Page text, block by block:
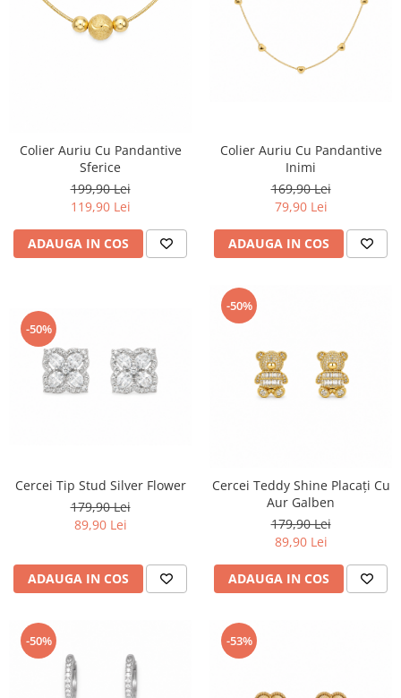
Colier Auriu Cu Pandantive
Sferice
199,90 Lei
119,90 Lei
ADAUGA IN COS
Colier Auriu Cu Pandantive
Inimi
169,90 Lei
79,90 Lei
ADAUGA IN COS
-50%
Cercei Tip Stud Silver Flower
179,90 Lei
89,90 Lei
ADAUGA IN COS
-50%
Cercei Teddy Shine Placați Cu
Aur Galben
179,90 Lei
89,90 Lei
ADAUGA IN COS
-50% -53%